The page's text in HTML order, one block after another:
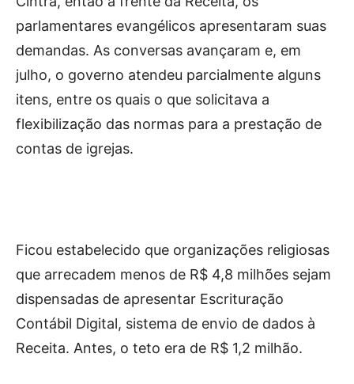
parlamentares evangélicos apresentaram suas
demandas. As conversas avançaram e, em
julho, o governo atendeu parcialmente alguns
itens, entre os quais o que solicitava a
flexibilização das normas para a prestação de
contas de igrejas.
Ficou estabelecido que organizações religiosas
que arrecadem menos de R$ 4,8 milhões sejam
dispensadas de apresentar Escrituração
Contábil Digital, sistema de envio de dados à
Receita. Antes, o teto era de R$ 1,2 milhão.